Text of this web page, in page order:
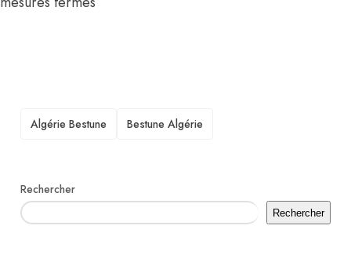
TAGS
Algérie Bestune Bestune Algérie
Rechercher
Rechercher